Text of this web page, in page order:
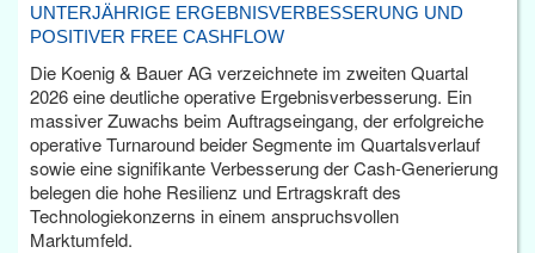
UNTERJÄHRIGE ERGEBNISVERBESSERUNG UND
POSITIVER FREE CASHFLOW
Die Koenig & Bauer AG verzeichnete im zweiten Quartal
2026 eine deutliche operative Ergebnisverbesserung. Ein
massiver Zuwachs beim Auftragseingang, der erfolgreiche
operative Turnaround beider Segmente im Quartalsverlauf
sowie eine signifikante Verbesserung der Cash-Generierung
belegen die hohe Resilienz und Ertragskraft des
Technologiekonzerns in einem anspruchsvollen
Marktumfeld.